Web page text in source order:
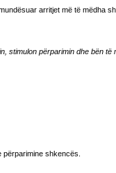
arritjet më të mëdha
stimulon përparimin dhe bën të
shkencës.